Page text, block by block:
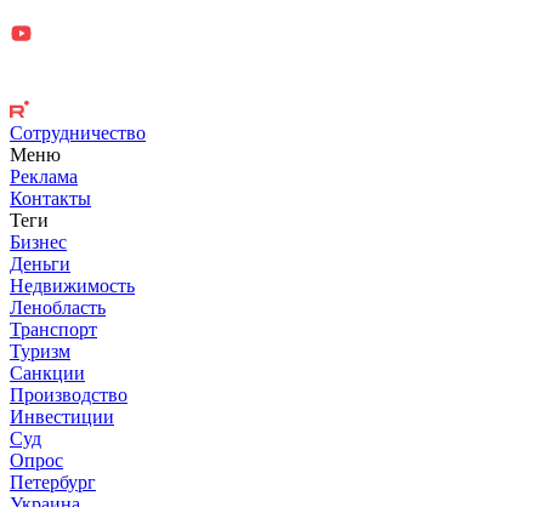
Сотрудничество
Меню
Реклама
Контакты
Теги
Бизнес
Деньги
Недвижимость
Ленобласть
Транспорт
Туризм
Санкции
Производство
Инвестиции
Суд
Опрос
Петербург